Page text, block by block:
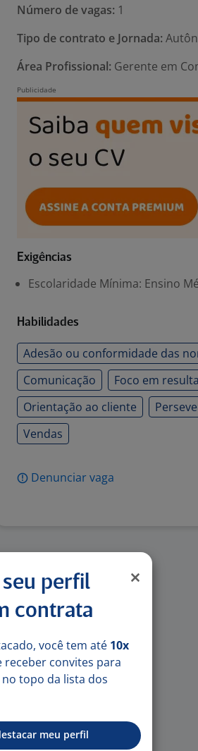
Número de vagas: 1
Tipo de contrato e Jornada:
Área Profissional: Gerente em
Exigências
Escolaridade Mínima: Ensino
Habilidades
Adesão ou conformidade das
Comunicação
Foco em
Orientação ao cliente
Vendas
Denunciar vaga
seu perfil
contrata
você tem até 10x
receber convites para
topo da lista dos
meu perfil